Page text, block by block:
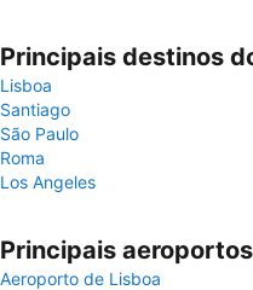
Principais destinos
Lisboa
Santiago
São Paulo
Roma
Los Angeles
Principais
Aeroporto de Lisboa